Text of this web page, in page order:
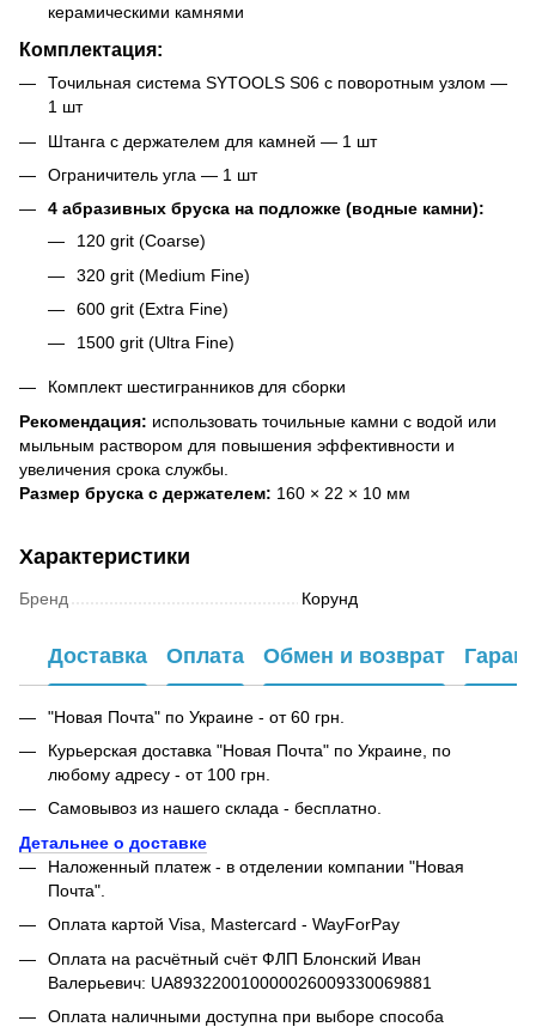
керамическими камнями
Комплектация:
Точильная система SYTOOLS S06 с поворотным узлом —
1 шт
Штанга с держателем для камней — 1 шт
Ограничитель угла — 1 шт
4 абразивных бруска на подложке (водные камни):
120 grit (Coarse)
320 grit (Medium Fine)
600 grit (Extra Fine)
1500 grit (Ultra Fine)
Комплект шестигранников для сборки
Рекомендация: использовать точильные камни с водой или
мыльным раствором для повышения эффективности и
увеличения срока службы.
Размер бруска с держателем: 160 × 22 × 10 мм
Характеристики
Бренд Корунд
Доставка Оплата Обмен и возврат
"Новая Почта" по Украине - от 60 грн.
Курьерская доставка "Новая Почта" по Украине, по
любому адресу - от 100 грн.
Самовывоз из нашего склада - бесплатно.
Детальнее о доставке
Наложенный платеж - в отделении компании "Новая
Почта".
Оплата картой Visa, Mastercard - WayForPay
Оплата на расчётный счёт ФЛП Блонский Иван
Валерьевич: UA893220010000026009330069881
Оплата наличными доступна при выборе способа